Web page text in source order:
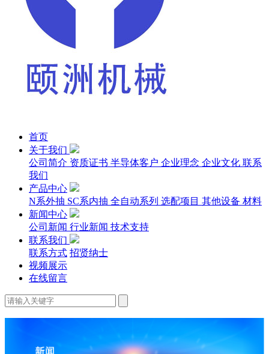
首页
关于我们
公司简介 资质证书 半导体客户 企业理念 企业文化 联系
我们
产品中心
N系外抽 SC系内抽 全自动系列 选配项目 其他设备 材料
新闻中心
公司新闻 行业新闻 技术支持
联系我们
联系方式 招贤纳士
视频展示
在线留言